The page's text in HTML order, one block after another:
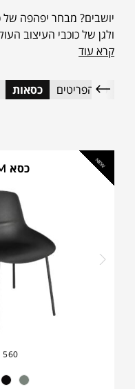
יושבים? מבחר יפהפה של
ולגן של כוכבי העיצוב
חיימה חיון, מרסל וונדרס
קרא עוד
כל הפריטים כסאות
NEW כסא SAM
560